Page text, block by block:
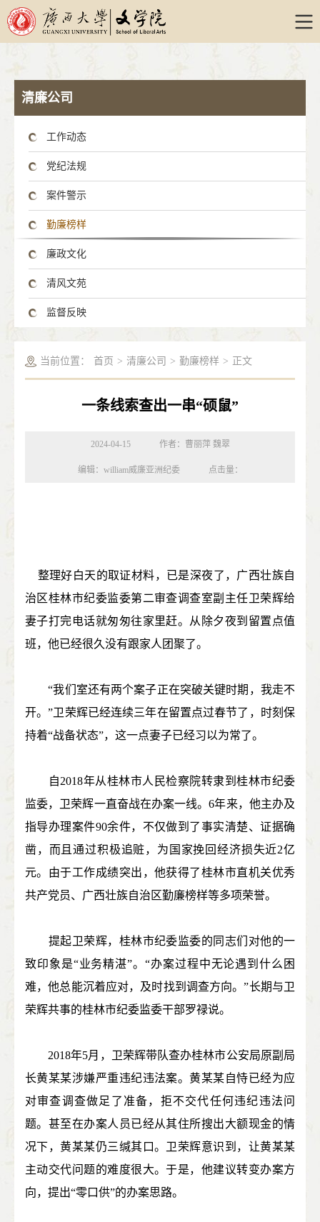
william威廉亚洲-威廉希尔williamhill
清廉公司
工作动态
党纪法规
案件警示
勤廉榜样
廉政文化
清风文苑
监督反映
当前位置： 首页 > 清廉公司 > 勤廉榜样 > 正文
一条线索查出一串“硕鼠”
2024-04-15 作者：曹丽萍 魏翠
编辑：william威廉亚洲纪委 点击量：
整理好白天的取证材料，已是深夜了，广西壮族自
治区桂林市纪委监委第二审查调查室副主任卫荣辉给
妻子打完电话就匆匆往家里赶。从除夕夜到留置点值
班，他已经很久没有跟家人团聚了。
“我们室还有两个案子正在突破关键时期，我走不
开。”卫荣辉已经连续三年在留置点过春节了，时刻保
持着“战备状态”，这一点妻子已经习以为常了。
自2018年从桂林市人民检察院转隶到桂林市纪委
监委，卫荣辉一直奋战在办案一线。6年来，他主办及
指导办理案件90余件，不仅做到了事实清楚、证据确
凿，而且通过积极追赃，为国家挽回经济损失近2亿
元。由于工作成绩突出，他获得了桂林市直机关优秀
共产党员、广西壮族自治区勤廉榜样等多项荣誉。
提起卫荣辉，桂林市纪委监委的同志们对他的一
致印象是“业务精湛”。“办案过程中无论遇到什么困
难，他总能沉着应对，及时找到调查方向。”长期与卫
荣辉共事的桂林市纪委监委干部罗禄说。
2018年5月，卫荣辉带队查办桂林市公安局原副局
长黄某某涉嫌严重违纪违法案。黄某某自恃已经为应
对审查调查做足了准备，拒不交代任何违纪违法问
题。甚至在办案人员已经从其住所搜出大额现金的情
况下，黄某某仍三缄其口。卫荣辉意识到，让黄某某
主动交代问题的难度很大。于是，他建议转变办案方
向，提出“零口供”的办案思路。